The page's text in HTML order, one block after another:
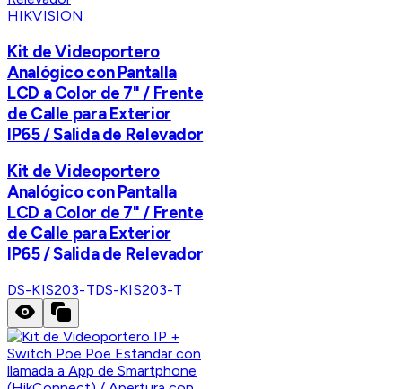
HIKVISION
Kit de Videoportero
Analógico con Pantalla
LCD a Color de 7" / Frente
de Calle para Exterior
IP65 / Salida de Relevador
Kit de Videoportero
Analógico con Pantalla
LCD a Color de 7" / Frente
de Calle para Exterior
IP65 / Salida de Relevador
DS-KIS203-TDS-KIS203-T